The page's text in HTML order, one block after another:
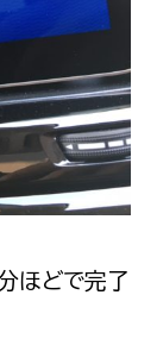
ほどで完了